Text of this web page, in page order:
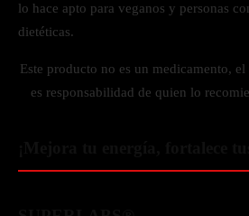
lo hace apto para veganos y personas
dietéticas.
Este producto no es un medicamento,
es responsabilidad de quien lo